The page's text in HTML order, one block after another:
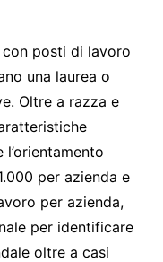
posti di lavoro
una laurea o
Oltre a razza e
per azienda e
per azienda,
per identificare
oltre a casi